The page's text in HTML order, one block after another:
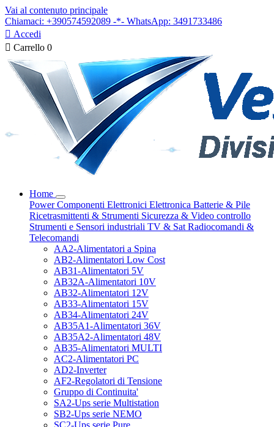
Vai al contenuto principale
Chiamaci: +390574592089 -*- WhatsApp: 3491733486
 Accedi
 Carrello 0
Home
PowerComponenti Elettronici Elettronica Batterie & Pile
Ricetrasmittenti & Strumenti Sicurezza & Video controllo
Strumenti e Sensori industriali TV & Sat Radiocomandi &
Telecomandi
AA2-Alimentatori a Spina
AB2-Alimentatori Low Cost
AB31-Alimentatori 5V
AB32A-Alimentatori 10V
AB32-Alimentatori 12V
AB33-Alimentatori 15V
AB34-Alimentatori 24V
AB35A1-Alimentatori 36V
AB35A2-Alimentatori 48V
AB35-Alimentatori MULTI
AC2-Alimentatori PC
AD2-Inverter
AF2-Regolatori di Tensione
Gruppo di Continuita'
SA2-Ups serie Multistation
SB2-Ups serie NEMO
SC2-Ups serie Pure